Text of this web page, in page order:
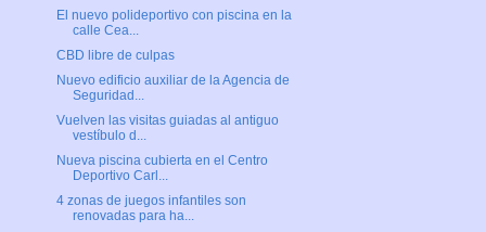
El nuevo polideportivo con piscina en la
calle Cea...
CBD libre de culpas
Nuevo edificio auxiliar de la Agencia de
Seguridad...
Vuelven las visitas guiadas al antiguo
vestíbulo d...
Nueva piscina cubierta en el Centro
Deportivo Carl...
4 zonas de juegos infantiles son
renovadas para ha...